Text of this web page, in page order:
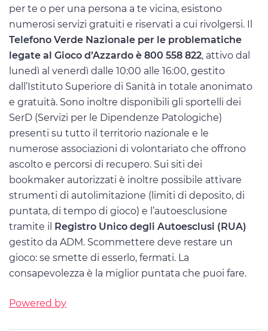
per te o per una persona a te vicina, esistono
numerosi servizi gratuiti e riservati a cui rivolgersi. Il
Telefono Verde Nazionale per le problematiche
legate al Gioco d’Azzardo è 800 558 822, attivo dal
lunedì al venerdì dalle 10:00 alle 16:00, gestito
dall’Istituto Superiore di Sanità in totale anonimato
e gratuità. Sono inoltre disponibili gli sportelli dei
SerD (Servizi per le Dipendenze Patologiche)
presenti su tutto il territorio nazionale e le
numerose associazioni di volontariato che offrono
ascolto e percorsi di recupero. Sui siti dei
bookmaker autorizzati è inoltre possibile attivare
strumenti di autolimitazione (limiti di deposito, di
puntata, di tempo di gioco) e l’autoesclusione
tramite il
Registro Unico degli Autoesclusi (RUA)
gestito da ADM. Scommettere deve restare un
gioco: se smette di esserlo, fermati. La
consapevolezza è la miglior puntata che puoi fare.
Powered by